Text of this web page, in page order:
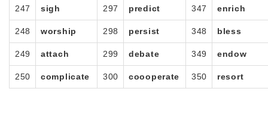
247 sigh 297 predict 347 enrich
248 worship 298 persist 348 bless
249 attach 299 debate 349 endow
250 complicate 300 coooperate 350 resort